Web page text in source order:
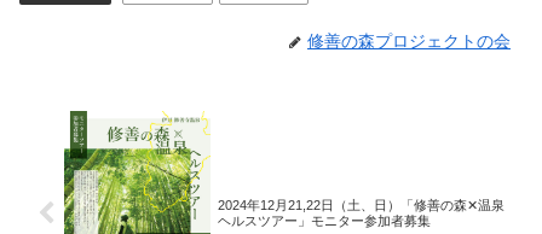
修善の森プロジェクトの会
2024年12月21,22日（土、日）「修善の森✕温泉
ヘルスツアー」モニター参加者募集